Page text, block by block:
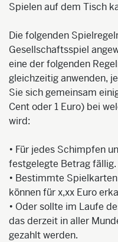
Spielen auf dem Tisch
Die folgenden
Gesellschaftsspiel
eine der folgenden
gleichzeitig anwenden,
Sie sich gemeinsam
Cent oder 1 Euro) bei
wird:
• Für jedes Schimpfen
festgelegte Betrag fällig.
• Bestimmte
können für x,xx Euro
• Oder sollte im Laufe
das derzeit in aller
gezahlt werden.